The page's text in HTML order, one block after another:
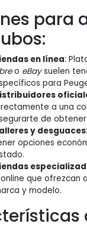
para
en línea:
o eBaysuelen
para
a una
de
y desguaces
opciones
que ofrezcan
y modelo.